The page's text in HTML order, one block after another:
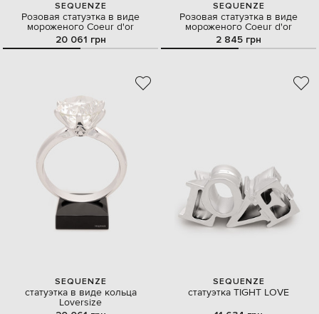
SEQUENZE
Розовая статуэтка в виде
мороженого Coeur d'or
20 061 грн
SEQUENZE
Розовая статуэтка в виде
мороженого Coeur d'or
2 845 грн
SEQUENZE
статуэтка в виде кольца
Loversize
SEQUENZE
статуэтка TIGHT LOVE